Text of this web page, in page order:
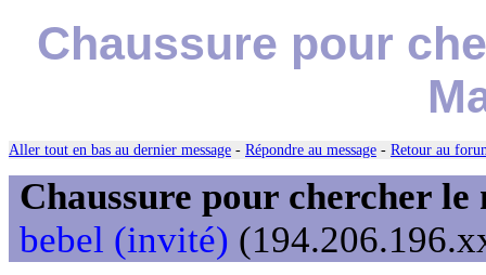
Chaussure pour
Aller tout en bas au dernier message - Répondre au message - Retour au
Chaussure pour chercher
bebel (invité)